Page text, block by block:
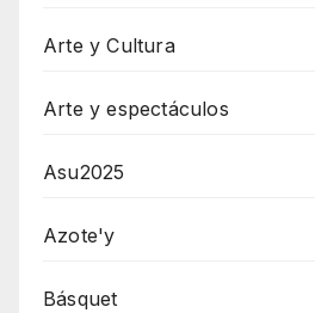
Arte y Cultura
Arte y espectáculos
Asu2025
Azote'y
Básquet